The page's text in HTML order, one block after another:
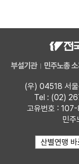
부설기관 민주노총 소
(우) 04518 서울
Tel : (02)
고유번호 :
민